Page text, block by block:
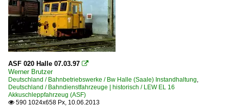
ASF 020 Halle 07.03.97 
Werner Brutzer
Deutschland / Bahnbetriebswerke / Bw Halle (Saale) Instandhaltung,
Deutschland / Bahndienstfahrzeuge | historisch / LEW EL 16
Akkuschleppfahrzeug (ASF)
 590 1024x658 Px, 10.06.2013